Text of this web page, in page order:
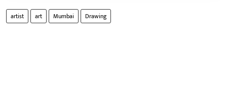
artist art Mumbai Drawing